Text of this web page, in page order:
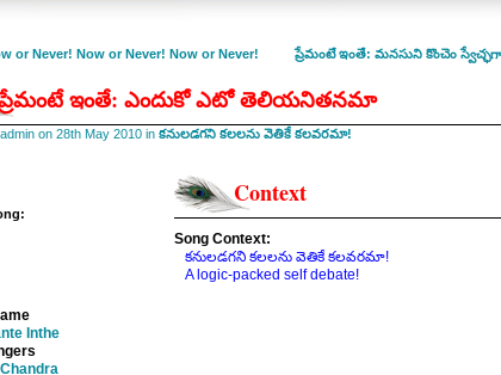
or Never! Now or Never! Now or Never! ప్రేమంటే ఇంతే: మనసుని కొంచెం
ఇంతే: ఎందుకో ఎటో తెలియనితనమా
on 28th May 2010 in కనులడగని కలలను వెతికే కలవరమా!
Inthe
Context
Song Context:
కనులడగని కలలను వెతికే కలవరమా!
A logic-packed self debate!